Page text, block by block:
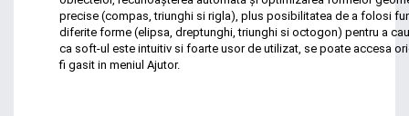
precise (compas, triunghi si rigla), plus posibilitatea de a folosi
diferite forme (elipsa, dreptunghi, triunghi si octogon) pentru a
ca soft-ul este intuitiv si foarte usor de utilizat, se poate accesa
fi gasit in meniul Ajutor.